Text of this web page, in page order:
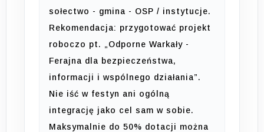
sołectwo - gmina - OSP / instytucje.
Rekomendacja: przygotować projekt
roboczo pt. „Odporne Warkały -
Ferajna dla bezpieczeństwa,
informacji i wspólnego działania”.
Nie iść w festyn ani ogólną
integrację jako cel sam w sobie.
Maksymalnie do 50% dotacji można